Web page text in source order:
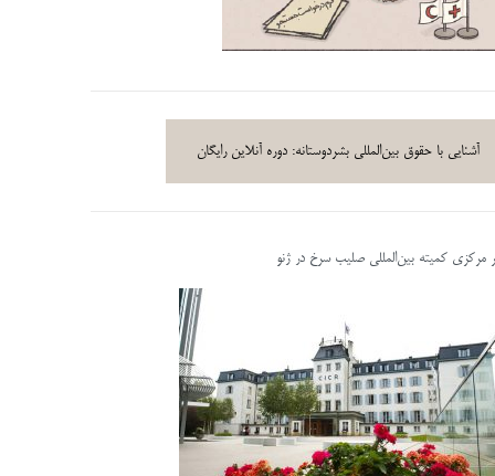
آشنایی با حقوق بین‌المللی بشردوستانه: دوره آنلاین رایگان
مرکزی کمیته بین‌المللی صلیب سرخ در ژنو